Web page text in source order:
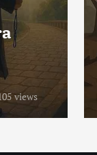
views